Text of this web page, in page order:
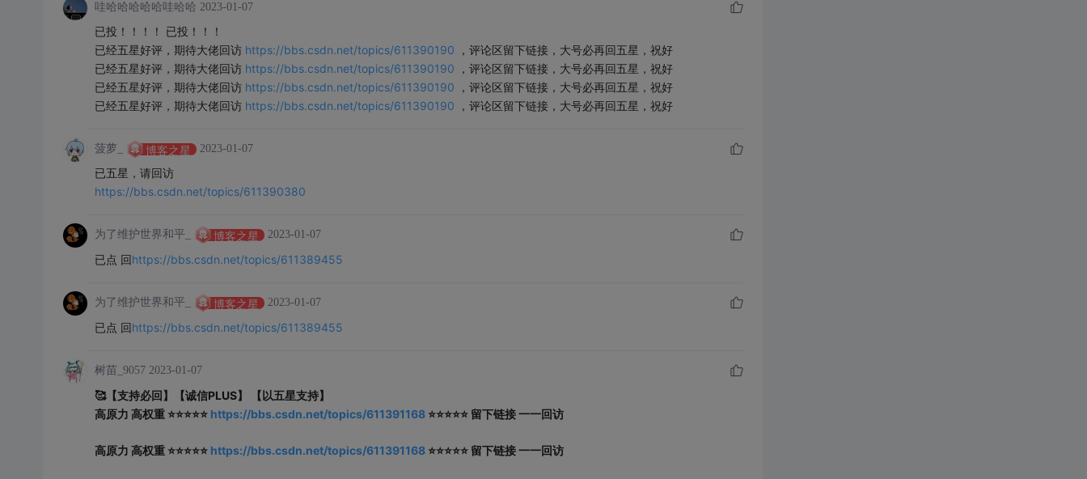
哇哈哈哈哈哈哇哈哈 2023-01-07
已投！！！！ 已投！！！
已经五星好评，期待大佬回访 https://bbs.csdn.net/topics/611390190 ，评论区留下链接，大号必再回五星，祝好
已经五星好评，期待大佬回访 https://bbs.csdn.net/topics/611390190 ，评论区留下链接，大号必再回五星，祝好
已经五星好评，期待大佬回访 https://bbs.csdn.net/topics/611390190 ，评论区留下链接，大号必再回五星，祝好
已经五星好评，期待大佬回访 https://bbs.csdn.net/topics/611390190 ，评论区留下链接，大号必再回五星，祝好
菠萝_ 博客之星 2023-01-07
已五星，请回访
https://bbs.csdn.net/topics/611390380
为了维护世界和平_ 博客之星 2023-01-07
已点 回 https://bbs.csdn.net/topics/611389455
为了维护世界和平_ 博客之星 2023-01-07
已点 回 https://bbs.csdn.net/topics/611389455
树苗_9057 2023-01-07
🥰【支持必回】【诚信PLUS】 【以五星支持】
高原力 高权重 ⭐⭐⭐⭐⭐ https://bbs.csdn.net/topics/611391168⭐⭐⭐⭐⭐ 留下链接 一一回访
高原力 高权重 ⭐⭐⭐⭐⭐ https://bbs.csdn.net/topics/611391168⭐⭐⭐⭐⭐ 留下链接 一一回访